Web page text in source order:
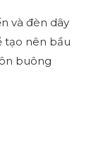
và đèn dây
tạo nên bầu
buông